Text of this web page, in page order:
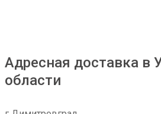
Адресная доставка в
области